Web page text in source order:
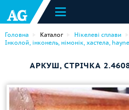
Головна Каталог
Нікелеві сплави
Інколой, інконель, німонік, хастела,
АРКУШ, СТРІЧКА